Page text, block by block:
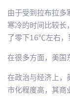
由于受到拉布拉多
寒冷的时间比较长
了零下16℃左右，
在很多方面，美国
在政治与经济上，
市化程度高，其商